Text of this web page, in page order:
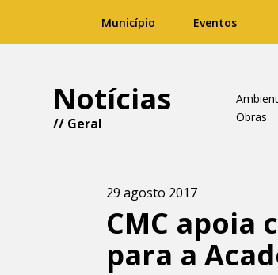
Município Eventos
Notícias
// Geral
Obras
29 agosto 2017
CMC apoia
para a